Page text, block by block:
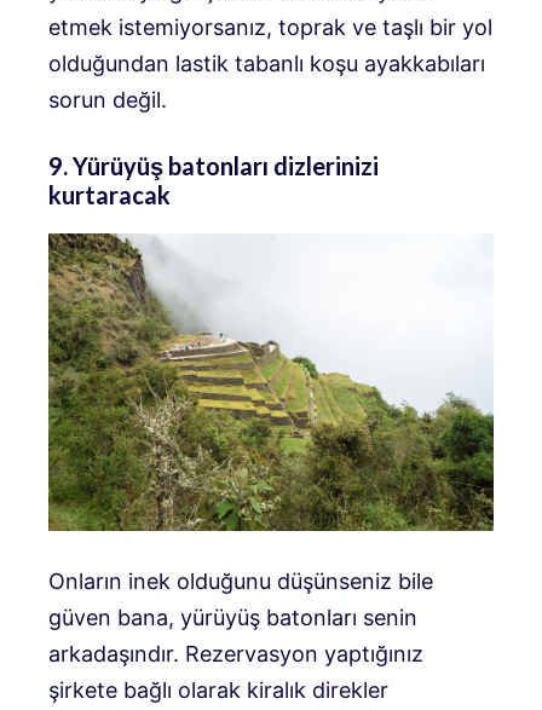
etmek istemiyorsanız, toprak ve taşlı bir yol
olduğundan lastik tabanlı koşu ayakkabıları
sorun değil.
9. Yürüyüş batonları dizlerinizi
kurtaracak
Onların inek olduğunu düşünseniz bile
güven bana, yürüyüş batonları senin
arkadaşındır. Rezervasyon yaptığınız
şirkete bağlı olarak kiralık direkler